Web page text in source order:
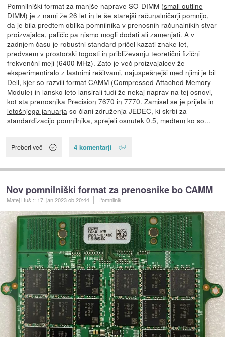
Pomnilniški format za manjše naprave SO-DIMM (small outline
DIMM) je z nami že 26 let in le še starejši računalničarji pomnijo,
da je bila predtem oblika pomnilnika v prenosnih računalnikih stvar
proizvajalca, paličic pa nismo mogli dodati ali zamenjati. A v
zadnjem času je robustni standard pričel kazati znake let,
predvsem v prostorski togosti in približevanju teoretični fizični
frekvenčni meji (6400 MHz). Zato je več proizvajalcev že
eksperimentiralo z lastnimi rešitvami, najuspešnejši med njimi je bil
Dell, kjer so razvili format CAMM (Compressed Attached Memory
Module) in lansko leto lansirali tudi že nekaj naprav na tej osnovi,
kot sta prenosnikaPrecision 7670 in 7770. Zamisel se je prijela in
letošnjega januarjaso člani združenja JEDEC, ki skrbi za
standardizacijo pomnilnika, sprejeli osnutek 0.5, medtem ko so...
Preberi več 4 komentarji
Nov pomnilniški format za prenosnike bo CAMM
Matej Huš :: 17. jan 2023ob 20:44 Pomnilnik